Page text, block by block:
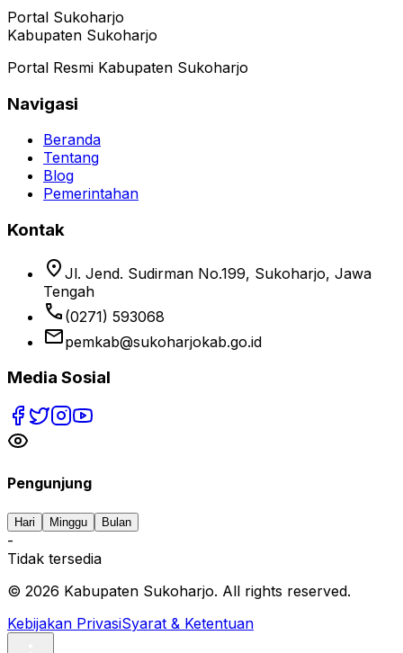
Portal Sukoharjo
Kabupaten Sukoharjo
Portal Resmi Kabupaten Sukoharjo
Navigasi
Beranda
Tentang
Blog
Pemerintahan
Kontak
location_on Jl. Jend. Sudirman No.199, Sukoharjo, Jawa
Tengah
phone (0271) 593068
emailpemkab@sukoharjokab.go.id
Media Sosial
Pengunjung
Hari Minggu Bulan
-
Tidak tersedia
© 2026 Kabupaten Sukoharjo. All rights reserved.
Kebijakan PrivasiSyarat & Ketentuan